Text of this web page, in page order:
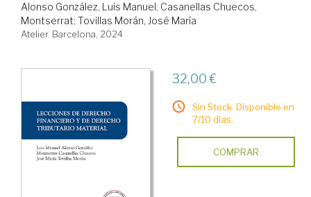
Alonso González, Luis Manuel; Casanellas Chuecos,
Montserrat; Tovillas Morán, José María
Atelier. Barcelona, 2024
32,00 €
Sin Stock. Disponible en
7/10 días.
COMPRAR